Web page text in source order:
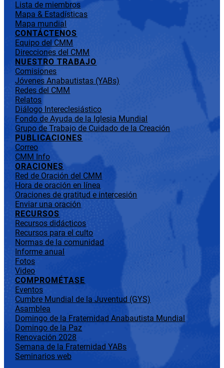
Lista de miembros
Mapa & Estadísticas
Mapa mundial
CONTÁCTENOS
Equipo del CMM
Direcciones del CMM
NUESTRO TRABAJO
Comisiones
Jóvenes Anabautistas (YABs)
Redes del CMM
Relatos
Diálogo Intereclesiástico
Fondo de Ayuda de la Iglesia Mundial
Grupo de Trabajo de Cuidado de la Creación
PUBLICACIONES
Correo
CMM Info
ORACIONES
Red de Oración del CMM
Hora de oración en línea
Oraciones de gratitud e intercesión
Enviar una oración
RECURSOS
Recursos didácticos
Recursos para el culto
Normas de la comunidad
Informe anual
Fotos
Video
COMPROMÉTASE
Eventos
Cumbre Mundial de la Juventud (GYS)
Asamblea
Domingo de la Fraternidad Anabautista Mundial
Domingo de la Paz
Renovación 2028
Semana de la Fraternidad YABs
Seminarios web